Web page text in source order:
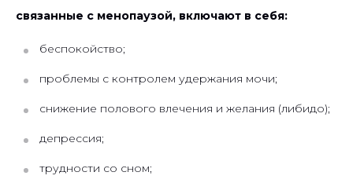
связанные с менопаузой, включают в себя:
беспокойство;
проблемы с контролем удержания мочи;
снижение полового влечения и желания (либидо);
депрессия;
трудности со сном;